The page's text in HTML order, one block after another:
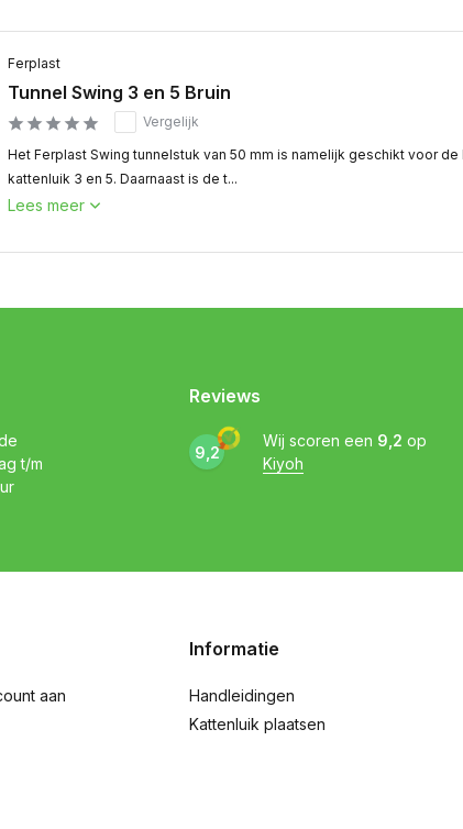
Ferplast
Tunnel Swing 3 en 5 Bruin
Vergelijk
Het Ferplast Swing tunnelstuk van 50 mm is namelijk geschikt voor de
kattenluik 3 en 5. Daarnaast is de t...
Lees meer
t/m
Reviews
9,2
Wij scoren een 9,2 op
Kiyoh
aan
Informatie
Handleidingen
Kattenluik plaatsen